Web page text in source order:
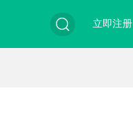
立即注册